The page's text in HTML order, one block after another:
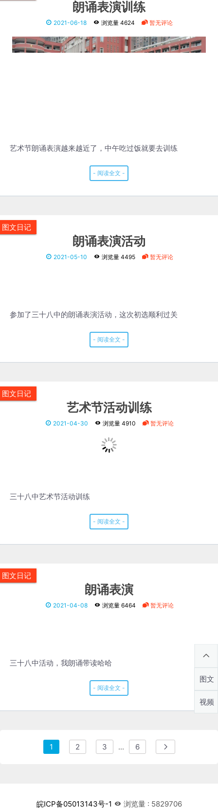
朗诵表演训练
2021-06-18 浏览量 4624 暂无评论
艺术节朗诵表演越来越近了，中午吃过饭就要去训练
- 阅读全文 -
图文日记
朗诵表演活动
2021-05-10 浏览量 4495 暂无评论
参加了三十八中的朗诵表演活动，这次初选顺利过关
- 阅读全文 -
图文日记
艺术节活动训练
2021-04-30 浏览量 4910 暂无评论
三十八中艺术节活动训练
- 阅读全文 -
图文日记
朗诵表演
2021-04-08 浏览量 6464 暂无评论
三十八中活动，我朗诵带读哈哈
- 阅读全文 -
1 2 3 ... 6
皖ICP备05013143号-1 浏览量 : 5829706
图文
视频